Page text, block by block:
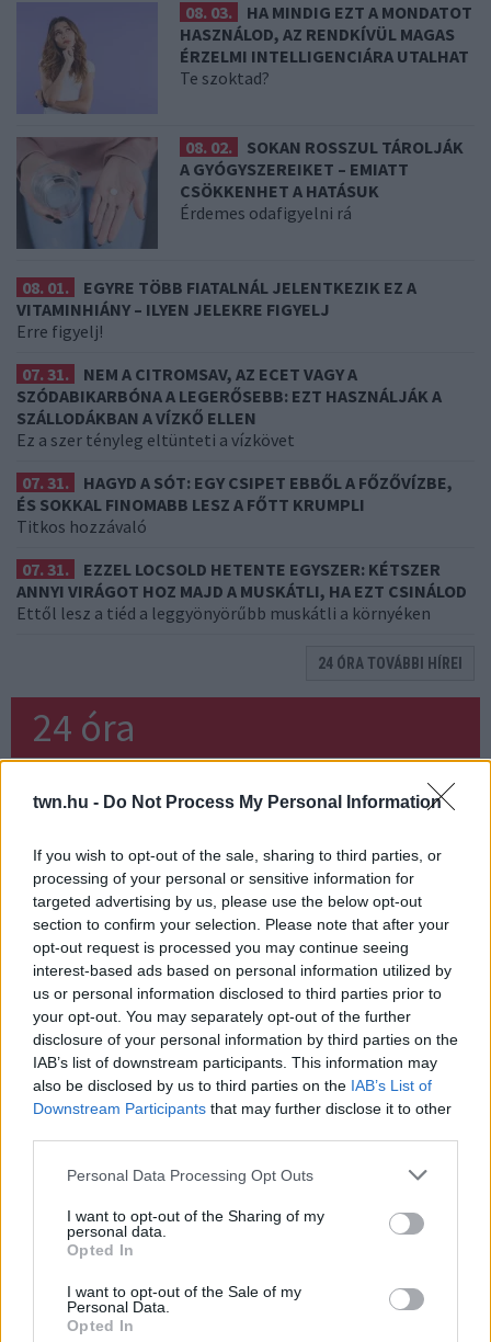
twn.hu - Do Not Process My Personal Information
If you wish to opt-out of the sale, sharing to third parties, or
processing of your personal or sensitive information for
targeted advertising by us, please use the below opt-out
section to confirm your selection. Please note that after your
opt-out request is processed you may continue seeing
interest-based ads based on personal information utilized by
us or personal information disclosed to third parties prior to
your opt-out. You may separately opt-out of the further
disclosure of your personal information by third parties on the
IAB’s list of downstream participants. This information may
also be disclosed by us to third parties on the IAB’s List of
Downstream Participants that may further disclose it to other
Please note that this website/app uses one or more Google
not limited to your visit or usage behaviour. You may click to
grant or deny consent to Google and its third-party tags to
use your data for below specified purposes in below Google
consent section.
Personal Data Processing Opt Outs
I want to opt-out of the Sharing of my
personal data.
Opted In
I want to opt-out of the Sale of my
Personal Data.
Opted In
08. 03.
HA MINDIG EZT A MONDATOT
HASZNÁLOD, AZ RENDKÍVÜL MAGAS
ÉRZELMI INTELLIGENCIÁRA UTALHAT
Te szoktad?
08. 02.
SOKAN ROSSZUL TÁROLJÁK
A GYÓGYSZEREIKET – EMIATT
CSÖKKENHET A HATÁSUK
Érdemes odafigyelni rá
08. 01.
EGYRE TÖBB FIATALNÁL JELENTKEZIK EZ A
VITAMINHIÁNY – ILYEN JELEKRE FIGYELJ
Erre figyelj!
07. 31.
NEM A CITROMSAV, AZ ECET VAGY A
SZÓDABIKARBÓNA A LEGERŐSEBB: EZT HASZNÁLJÁK A
SZÁLLODÁKBAN A VÍZKŐ ELLEN
Ez a szer tényleg eltünteti a vízkövet
07. 31.
HAGYD A SÓT: EGY CSIPET EBBŐL A FŐZŐVÍZBE,
ÉS SOKKAL FINOMABB LESZ A FŐTT KRUMPLI
Titkos hozzávaló
07. 31.
EZZEL LOCSOLD HETENTE EGYSZER: KÉTSZER
ANNYI VIRÁGOT HOZ MAJD A MUSKÁTLI, HA EZT CSINÁLOD
Ettől lesz a tiéd a leggyönyörűbb muskátli a környéken
24 ÓRA TOVÁBBI HÍREI
24 óra
Ezért párásodik be állandóan az ablak – egyszerűbb a
megoldás, mint gondolnád